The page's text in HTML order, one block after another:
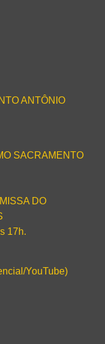
ANTÔNIO
SACRAMENTO
DO
17h.
YouTube)